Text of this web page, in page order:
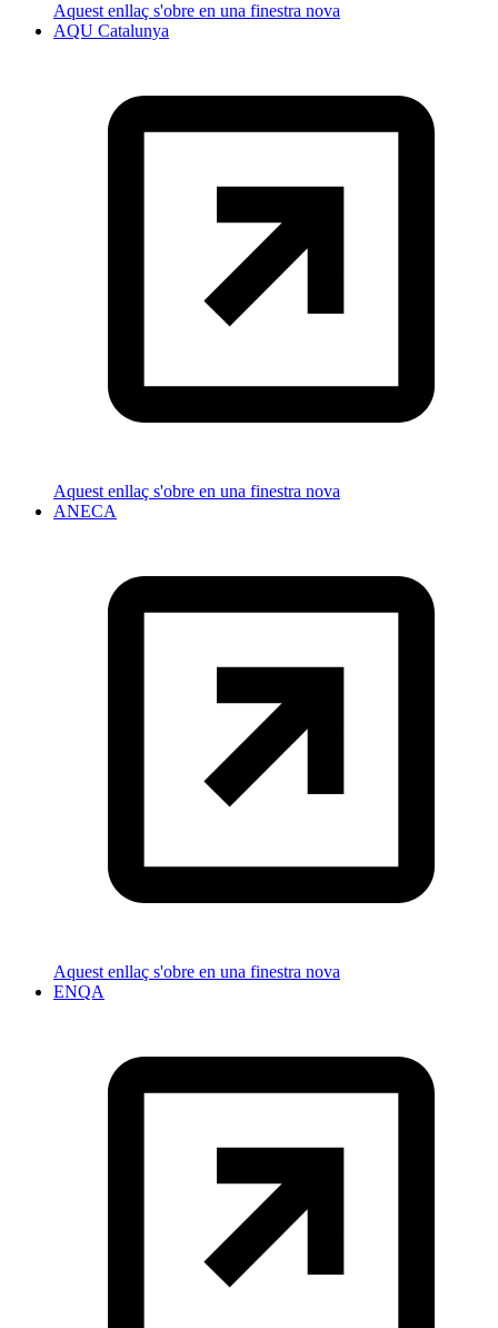
Aquest enllaç s'obre en una finestra nova
AQU Catalunya
Aquest enllaç s'obre en una finestra nova
ANECA
Aquest enllaç s'obre en una finestra nova
ENQA